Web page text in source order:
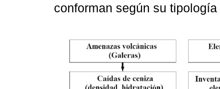
conforman según su tipología